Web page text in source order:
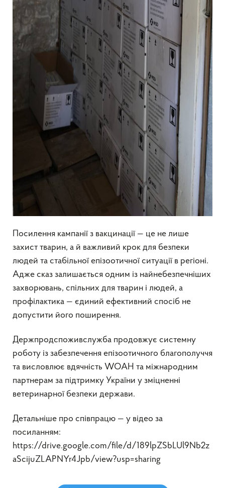
Посилення кампанії з вакцинації — це не лише
захист тварин, а й важливий крок для безпеки
людей та стабільної епізоотичної ситуації в регіоні.
Адже сказ залишається одним із найнебезпечніших
захворювань, спільних для тварин і людей, а
профілактика — єдиний ефективний спосіб не
допустити його поширення.
Держпродспоживслужба продовжує системну
роботу із забезпечення епізоотичного благополуччя
та висловлює вдячність WOAH та міжнародним
партнерам за підтримку України у зміцненні
ветеринарної безпеки держави.
Детальніше про співпрацю — у відео за
посиланням:
https://drive.google.com/file/d/189lpZSbLUl9Nb2z
aScijuZLAPNYr4Jpb/view?usp=sharing